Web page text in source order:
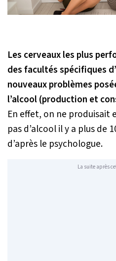
Les cerveaux les plus
des facultés spécifiques
nouveaux problèmes
l’alcool (production et
En effet, on ne produisait
pas d’alcool il y a plus de
d’après le psychologue.
La suite après